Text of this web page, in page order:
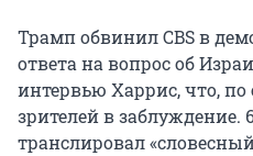
Трамп обвинил CBS в
ответа на вопрос об
интервью Харрис, что,
зрителей в заблуждение.
транслировал